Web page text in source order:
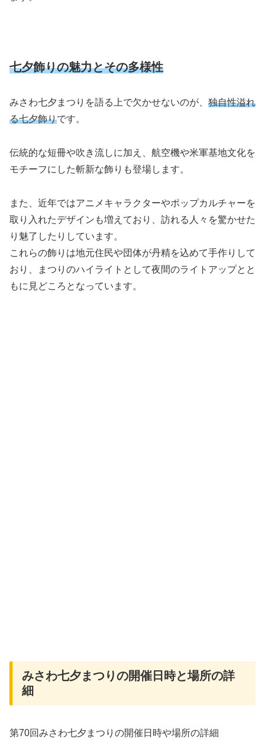
七夕飾りの魅力とその多様性
みさわ七夕まつりを語る上で欠かせないのが、 独自性溢れ
る七夕飾りです。
伝統的な短冊や吹き流しに加え、航空機や米軍基地文化を
モチーフにした斬新な飾りも登場します。
また、近年ではアニメキャラクターやポップカルチャーを
取り入れたデザインも増えており、訪れる人々を驚かせた
り魅了したりしています。
これらの飾りは地元住民や団体が丹精を込めて手作りして
おり、まつりのハイライトとして夜間のライトアップとと
もに見どころとなっています。
みさわ七夕まつりの開催日時と場所の詳
細
第70回みさわ七夕まつりの開催日時や場所の詳細